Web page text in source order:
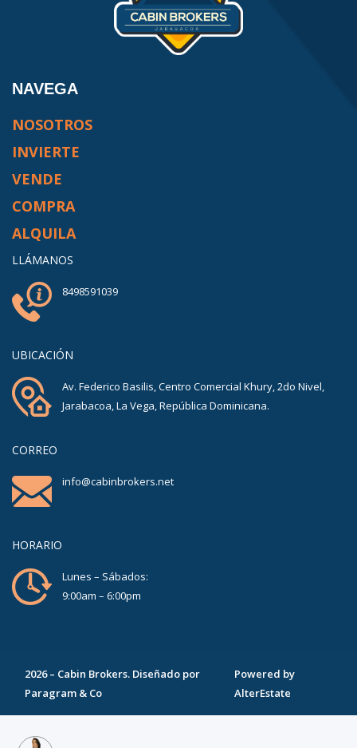
NAVEGA
NOSOTROS
INVIERTE
VENDE
COMPRA
ALQUILA
LLÁMANOS
8498591039
UBICACIÓN
Av. Federico Basilis, Centro Comercial Khury, 2do Nivel,
Jarabacoa, La Vega, República Dominicana.
CORREO
info@cabinbrokers.net
HORARIO
Lunes – Sábados:
9:00am – 6:00pm
2026– Cabin Brokers. Diseñado por
Paragram & Co
Powered by
AlterEstate